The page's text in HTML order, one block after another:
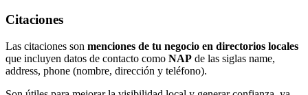
Citaciones
Las citaciones son menciones de tu negocio en directorios locales
que incluyen datos de contacto como NAP de las siglas name,
address, phone (nombre, dirección y teléfono).